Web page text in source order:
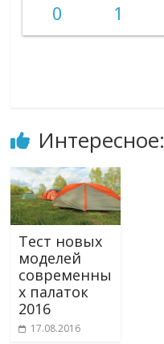
0 1
Интересное:
Тест новых
моделей
современны
х палаток
2016
17.08.2016